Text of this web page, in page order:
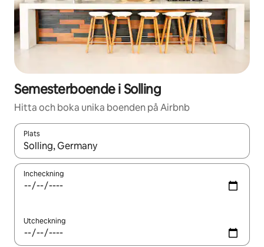
Semesterboende i Solling
Hitta och boka unika boenden på Airbnb
Plats
När resultaten är tillgängliga kan du navigera med upp- och
Incheckning
Utcheckning